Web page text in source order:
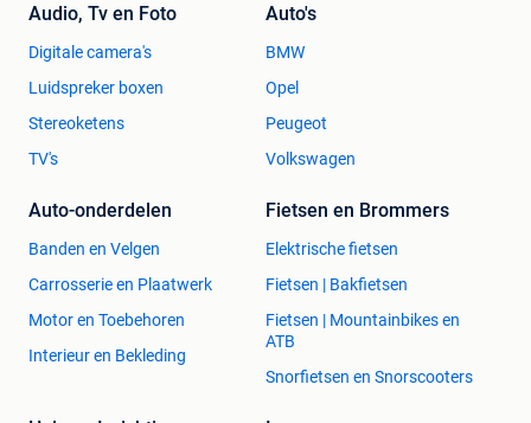
Audio, Tv en Foto
Digitale camera's
Luidspreker boxen
Stereoketens
TV's
Auto's
BMW
Opel
Peugeot
Volkswagen
Auto-onderdelen
Banden en Velgen
Carrosserie en Plaatwerk
Motor en Toebehoren
Interieur en Bekleding
Fietsen en Brommers
Elektrische fietsen
Fietsen | Bakfietsen
Fietsen | Mountainbikes en
ATB
Snorfietsen en Snorscooters